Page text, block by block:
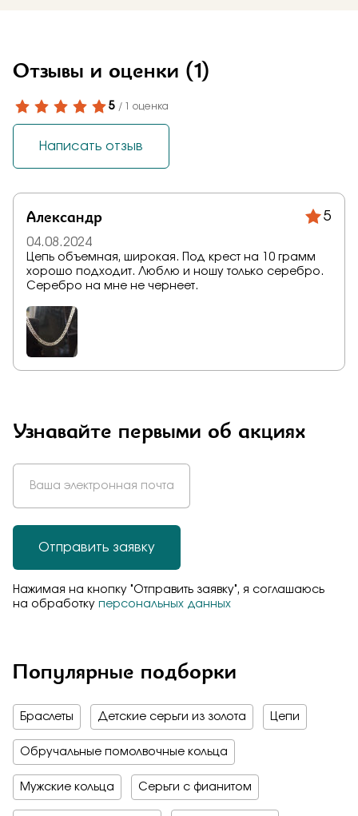
Отзывы и оценки (1)
5 / 1 оценка
Александр 5
04.08.2024
Цепь объемная, широкая. Под крест на 10 грамм
хорошо подходит. Люблю и ношу только серебро.
Серебро на мне не чернеет.
Написать отзыв
Узнавайте первыми об акциях
Отправить заявку
Нажимая на кнопку "Отправить заявку", я соглашаюсь
на обработку персональных данных
Популярные подборки
Браслеты Детские серьги из золота Цепи
Обручальные помолвочные кольца
Мужские кольца Серьги с фианитом